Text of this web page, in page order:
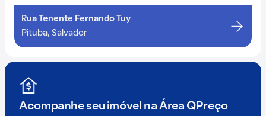
Rua Tenente Fernando Tuy
Pituba, Salvador
Acompanhe seu imóvel na Área QPreço